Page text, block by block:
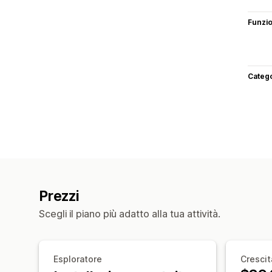
Prezzi
Scegli il piano più adatto alla tua attività.
Esploratore